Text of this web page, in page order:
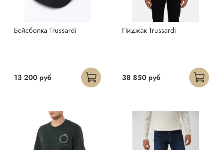
Бейсболка Trussardi
13 200 руб
Пиджак Trussardi
38 850 руб